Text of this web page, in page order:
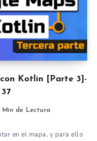
Kotlin [Parte 3]-
Min de Lectura
en el mapa, y para ello